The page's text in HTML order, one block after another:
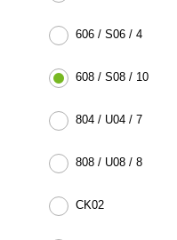
606 / S06 / 4
608 / S08 / 10
804 / U04 / 7
808 / U08 / 8
CK02